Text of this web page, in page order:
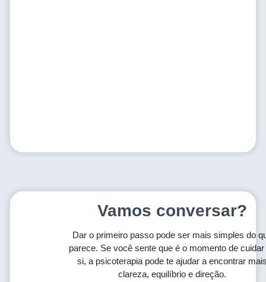
Vamos conversar?
Dar o primeiro passo pode ser mais simples do
parece. Se você sente que é o momento de cuidar
si, a psicoterapia pode te ajudar a encontrar
clareza, equilíbrio e direção.